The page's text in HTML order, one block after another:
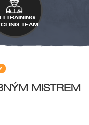
TEAM
MISTREM